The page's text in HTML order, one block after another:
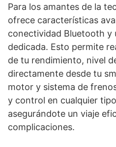
Para los amantes de la
ofrece características
conectividad Bluetooth y
dedicada. Esto permite
de tu rendimiento, nivel
directamente desde tu
motor y sistema de
y control en cualquier
asegurándote un viaje
complicaciones.